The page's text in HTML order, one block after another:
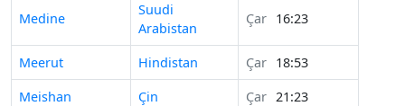
Medine
Suudi
Arabistan
Çar 16:23
Meerut Hindistan Çar 18:53
Meishan
Çin Çar 21:23